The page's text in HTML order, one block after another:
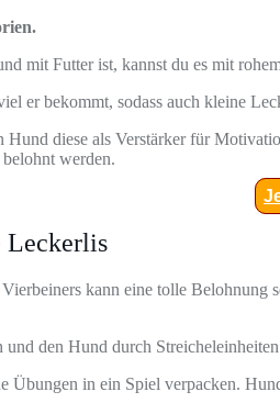
mit Futter ist, kannst du es mit
er bekommt, sodass auch kleine
Hund diese als Verstärker für
werden.
Leckerlis
kann eine tolle
den Hund durch
Übungen in ein Spiel verpacken.